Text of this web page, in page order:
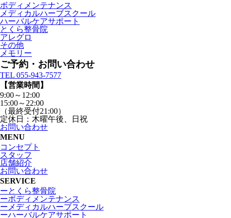
ボディメンテナンス
メディカルハーブスクール
ハーバルケアサポート
とくら整骨院
アレグロ
その他
メモリー
ご予約・お問い合わせ
TEL 055-943-7577
【営業時間】
9:00～12:00
15:00～22:00
（最終受付21:00）
定休日：木曜午後、日祝
お問い合わせ
MENU
コンセプト
スタッフ
店舗紹介
お問い合わせ
SERVICE
ーとくら整骨院
ーボディメンテナンス
ーメディカルハーブスクール
ーハーバルケアサポート